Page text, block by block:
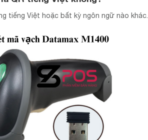
tiếng Việt hoặc bất kỳ ngôn ngữ nào khác.